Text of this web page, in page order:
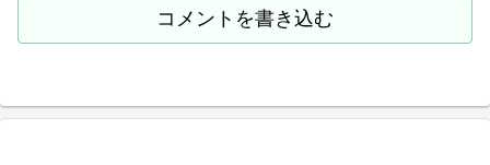
コメントを書き込む